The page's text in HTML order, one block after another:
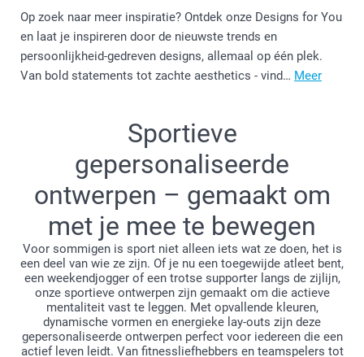
Op zoek naar meer inspiratie? Ontdek onze Designs for You
en laat je inspireren door de nieuwste trends en
persoonlijkheid-gedreven designs, allemaal op één plek.
Van bold statements tot zachte aesthetics - vind… Meer
Sportieve
gepersonaliseerde
ontwerpen – gemaakt om
met je mee te bewegen
Voor sommigen is sport niet alleen iets wat ze doen, het is
een deel van wie ze zijn. Of je nu een toegewijde atleet bent,
een weekendjogger of een trotse supporter langs de zijlijn,
onze sportieve ontwerpen zijn gemaakt om die actieve
mentaliteit vast te leggen. Met opvallende kleuren,
dynamische vormen en energieke lay-outs zijn deze
gepersonaliseerde ontwerpen perfect voor iedereen die een
actief leven leidt. Van fitnessliefhebbers en teamspelers tot